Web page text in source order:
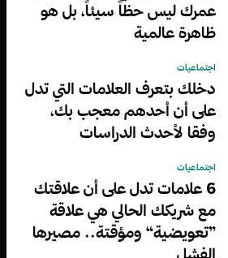
عمرك ليس حظاً سيئاً، بل هو
ظاهرة عالمية
اجتماعيات
دخلك بتعرف العلامات التي تدل
على أن أحدهم معجب بك،
وفقا لأحدث الدراسات
اجتماعيات
6 علامات تدل على أن علاقتك
مع شريكك الحالي هي علاقة
”تعويضية“ ومؤقتة.. مصيرها